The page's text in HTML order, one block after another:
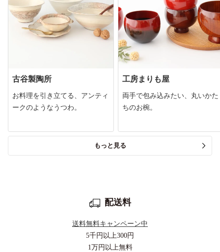
古谷製陶所
お料理を引き立てる、アンティ
ークのようなうつわ。
工房まりも屋
両手で包み込みたい、丸いかた
ちのお椀。
もっと見る
配送料
送料無料キャンペーン中
5千円以上300円
1万円以上無料